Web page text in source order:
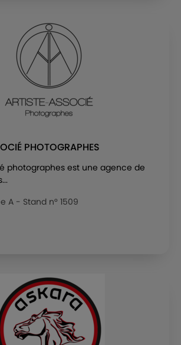
PHOTOGRAPHES
photographes est une agence de
A - Stand n° 1509